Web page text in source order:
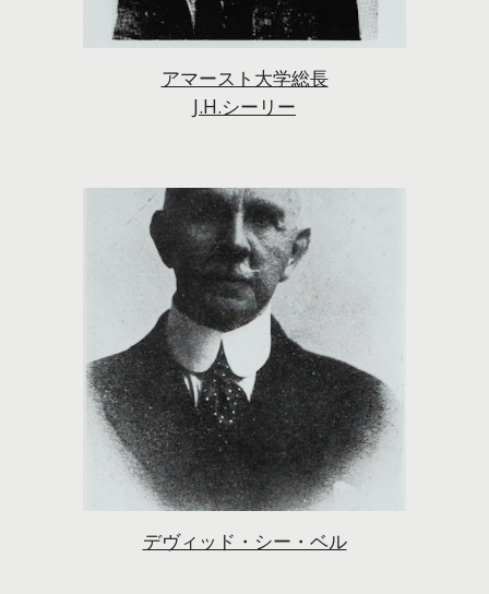
アマースト大学総長
J.H.シーリー
デヴィッド・シー・ベル